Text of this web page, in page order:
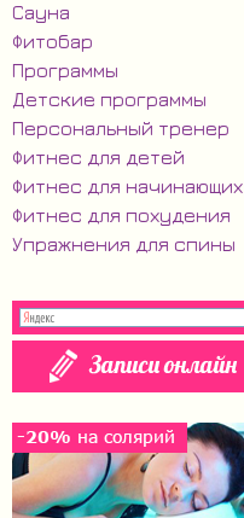
Сауна
Фитобар
Программы
Детские программы
Персональный тренер
Фитнес для детей
Фитнес для начинающих
Фитнес для похудения
Упражнения для спины